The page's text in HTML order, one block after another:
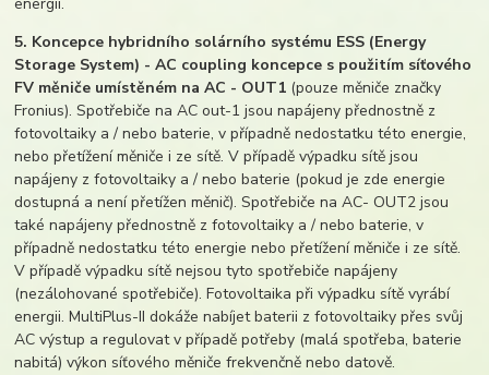
5. Koncepce hybridního solárního systému ESS (Energy
Storage System) - AC coupling koncepce s použitím síťového
FV měniče umístěném na AC - OUT1 (pouze měniče značky
Fronius). Spotřebiče na AC out-1 jsou napájeny přednostně z
fotovoltaiky a / nebo baterie, v případně nedostatku této energie,
nebo přetížení měniče i ze sítě. V případě výpadku sítě jsou
napájeny z fotovoltaiky a / nebo baterie (pokud je zde energie
dostupná a není přetížen měnič). Spotřebiče na AC- OUT2 jsou
také napájeny přednostně z fotovoltaiky a / nebo baterie, v
případně nedostatku této energie nebo přetížení měniče i ze sítě.
V případě výpadku sítě nejsou tyto spotřebiče napájeny
(nezálohované spotřebiče). Fotovoltaika při výpadku sítě vyrábí
energii. MultiPlus-II dokáže nabíjet baterii z fotovoltaiky přes svůj
AC výstup a regulovat v případě potřeby (malá spotřeba, baterie
nabitá) výkon síťového měniče frekvenčně nebo datově.